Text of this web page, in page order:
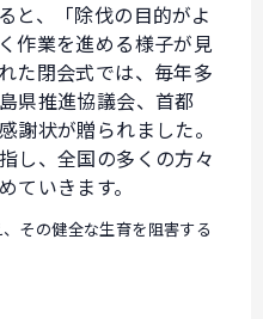
と、「除伐の目的がよ
作業を進める様子が見
た閉会式では、毎年多
県推進協議会、首都
謝状が贈られました。
し、全国の多くの方々
ていきます。
その健全な生育を阻害する